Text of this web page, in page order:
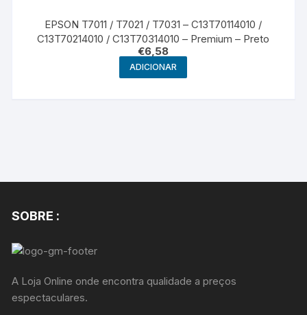
EPSON T7011 / T7021 / T7031 – C13T70114010 /
C13T70214010 / C13T70314010 – Premium – Preto
€6,58
ADICIONAR
SOBRE :
A Loja Online onde encontra qualidade a preços
espectaculares.